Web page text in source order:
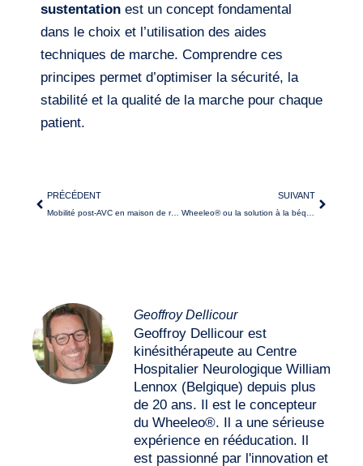
sustentation est un concept fondamental
dans le choix et l’utilisation des aides
techniques de marche. Comprendre ces
principes permet d’optimiser la sécurité, la
stabilité et la qualité de la marche pour chaque
patient.
PRÉCÉDENT
Mobilité post-AVC en maison de repos avec Wheeleo®
SUIVANT
Geoffroy Dellicour
Geoffroy Dellicour est
kinésithérapeute au Centre
Hospitalier Neurologique William
Lennox (Belgique) depuis plus
de 20 ans. Il est le concepteur
du Wheeleo®. Il a une sérieuse
expérience en rééducation. Il
est passionné par l'innovation et